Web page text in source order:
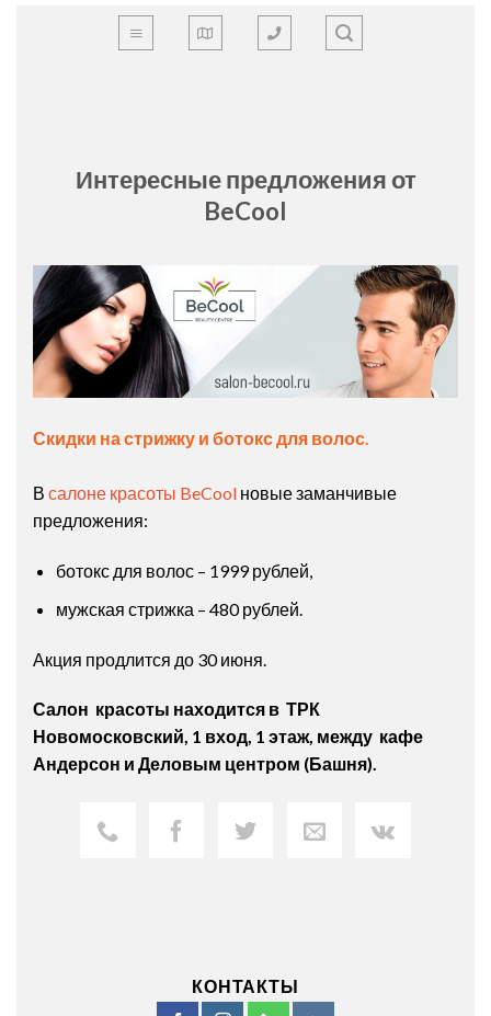
Интересные предложения от
BeCool
Скидки на стрижку и ботокс для волос.
В салоне красоты BeCool новые заманчивые
предложения:
ботокс для волос – 1999 рублей,
мужская стрижка – 480 рублей.
Акция продлится до 30 июня.
Салон красоты находится в ТРК
Новомосковский, 1 вход, 1 этаж, между кафе
Андерсон и Деловым центром (Башня).
КОНТАКТЫ